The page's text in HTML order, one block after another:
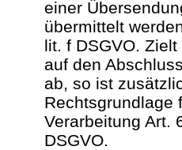
einer
übermittelt
lit. f DSGVO.
auf den
ab, so ist
Rechtsgrundlage
Verarbeitung Art.
DSGVO.